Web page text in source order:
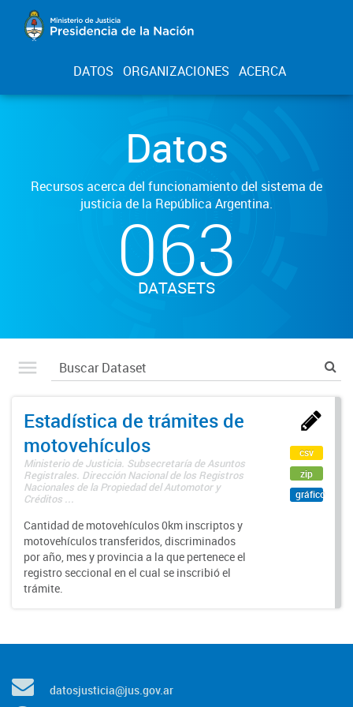
DATOS ORGANIZACIONES ACERCA
Datos
Recursos acerca del funcionamiento del sistema de
justicia de la República Argentina.
063
DATASETS
Estadística de trámites de
motovehículos
Ministerio de Justicia. Subsecretaría de Asuntos
Registrales. Dirección Nacional de los Registros
Nacionales de la Propiedad del Automotor y
Créditos ...
Cantidad de motovehículos 0km inscriptos y
motovehículos transferidos, discriminados
por año, mes y provincia a la que pertenece el
registro seccional en el cual se inscribió el
trámite.
csv
zip
gráfico
datosjusticia@jus.gov.ar